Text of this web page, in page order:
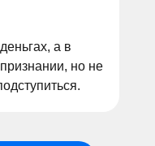
а в
но не